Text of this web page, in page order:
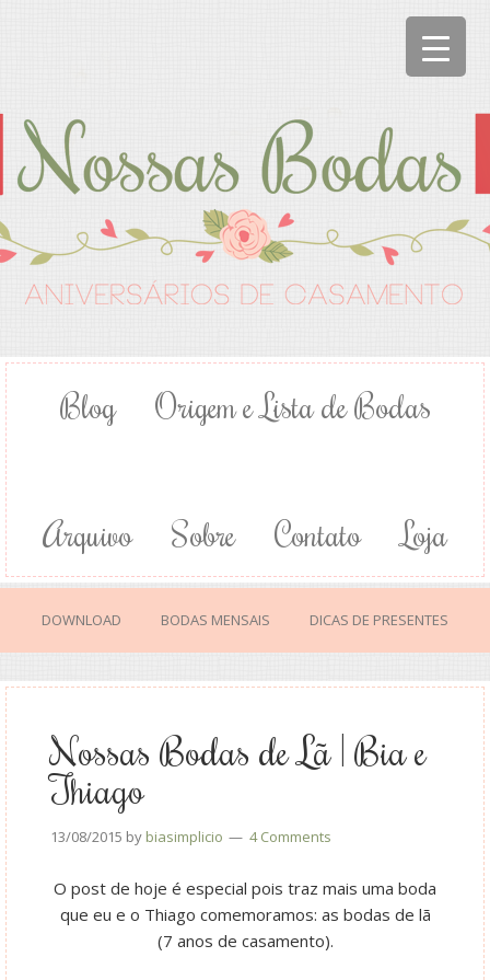
Blog Origem e Lista de Bodas
Arquivo Sobre Contato Loja
DOWNLOAD BODAS MENSAIS DICAS DE PRESENTES
Nossas Bodas de Lã | Bia e
Thiago
13/08/2015 by biasimplicio 4 Comments
O post de hoje é especial pois traz mais uma boda
que eu e o Thiago comemoramos: as bodas de lã
(7 anos de casamento).